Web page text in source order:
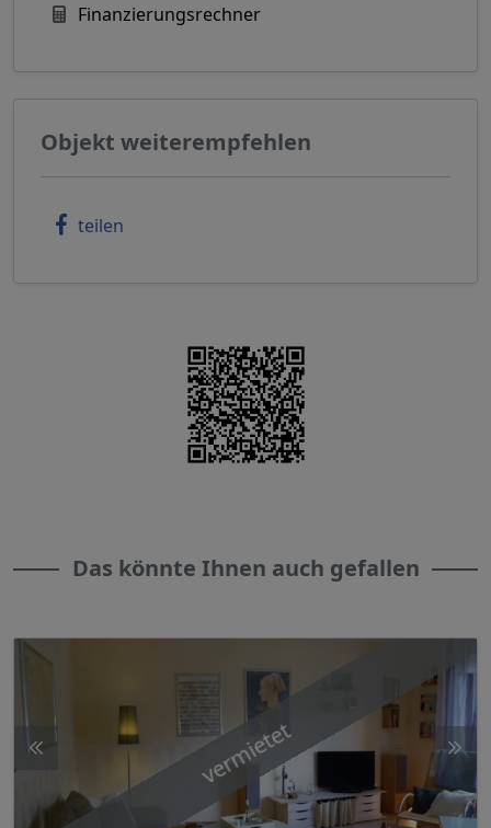
Finanzierungsrechner
Objekt weiterempfehlen
teilen
Das könnte Ihnen auch gefallen
vermietet